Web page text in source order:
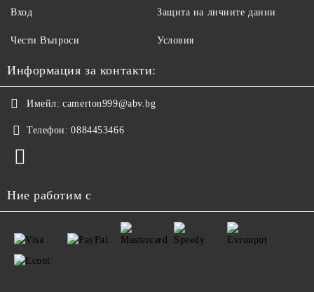
Вход
Чести Въпроси
Защита на личните данни
Условия
Информация за контакти:
Имейл: camerton999@abv.bg
Телефон: 0884453466
Ние работим с